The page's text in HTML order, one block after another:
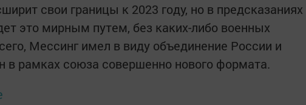
свои границы к 2023 году, но в предсказаниях
это мирным путем, без каких-либо военных
Мессинг имел в виду объединение России и
в рамках союза совершенно нового формата.